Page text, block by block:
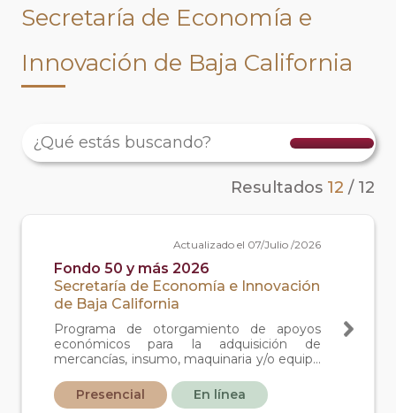
Secretaría de Economía e
Innovación de Baja California
Resultados 12 / 12
Actualizado el 07/Julio /2026
Fondo 50 y más 2026
Secretaría de Economía e Innovación
de Baja California
Programa de otorgamiento de apoyos
económicos para la adquisición de
mercancías, insumo, maquinaria y/o equipo
por emprender o tengan actividad
económica formal ante el SAT.
Presencial En línea